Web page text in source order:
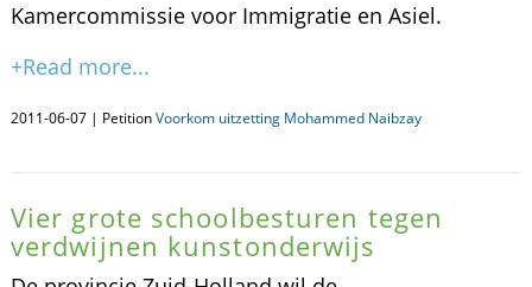
Kamercommissie voor Immigratie en Asiel.
+Read more...
2011-06-07 | PetitionVoorkom uitzetting Mohammed Naibzay
Vier grote schoolbesturen tegen
verdwijnen kunstonderwijs